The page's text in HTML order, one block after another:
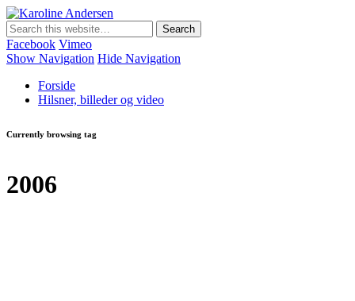
Min egen hjemmeside
Facebook Vimeo
Show Navigation Hide Navigation
Forside
Hilsner, billeder og video
Currently browsing tag
2006